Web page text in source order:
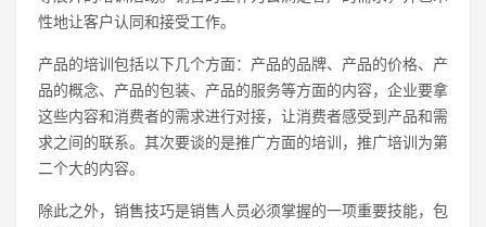
性地让客户认同和接受工作。
产品的培训包括以下几个方面：产品的品牌、产品的价格、产
品的概念、产品的包装、产品的服务等方面的内容，企业要拿
这些内容和消费者的需求进行对接，让消费者感受到产品和需
求之间的联系。其次要谈的是推广方面的培训，推广培训为第
二个大的内容。
除此之外，销售技巧是销售人员必须掌握的一项重要技能，包